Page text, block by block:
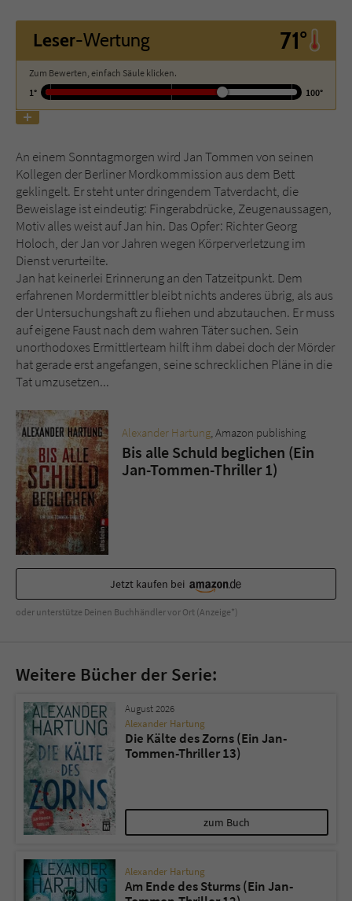
Leser-Wertung 71°
Zum Bewerten, einfach Säule klicken.
1°
100°
An einem Sonntagmorgen wird Jan Tommen von seinen
Kollegen der Berliner Mordkommission aus dem Bett
geklingelt. Er steht unter dringendem Tatverdacht, die
Beweislage ist eindeutig: Fingerabdrücke, Zeugenaussagen,
Motiv alles weist auf Jan hin. Das Opfer: Richter Georg
Holoch, der Jan vor Jahren wegen Körperverletzung im
Dienst verurteilte.
Jan hat keinerlei Erinnerung an den Tatzeitpunkt. Dem
erfahrenen Mordermittler bleibt nichts anderes übrig, als aus
der Untersuchungshaft zu fliehen und abzutauchen. Er muss
auf eigene Faust nach dem wahren Täter suchen. Sein
unorthodoxes Ermittlerteam hilft ihm dabei doch der Mörder
hat gerade erst angefangen, seine schrecklichen Pläne in die
Tat umzusetzen...
Alexander Hartung, Amazon publishing
Bis alle Schuld beglichen (Ein
Jan-Tommen-Thriller 1)
Jetzt kaufen bei
oder unterstütze Deinen Buchhändler vor Ort (Anzeige*)
Weitere Bücher der Serie:
August 2026
Alexander Hartung
Die Kälte des Zorns (Ein Jan-
Tommen-Thriller 13)
zum Buch
Alexander Hartung
Am Ende des Sturms (Ein Jan-
Name tx_pwcomments_ahash
Anbieter Literatur-Couch Medien GmbH & Co. KG
Laufzeit 1 Jahr
Name fe_typo_user
Anbieter Literatur-Couch Medien GmbH & Co. KG
Laufzeit
Zweck
Dieses Cookie gewährleistet die
Kommunikation der Webseite mit dem
Benutzer. Es wird benötigt um z. B. den
Sicherheitscode des Kontaktformulars zu
überprüfen.